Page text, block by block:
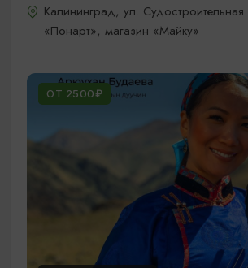
Калининград, ул.
«Понарт», магазин «Майку»
ОТ 2500₽